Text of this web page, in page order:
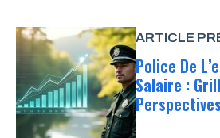
ARTICLE
Police De
Salaire :
Perspectives